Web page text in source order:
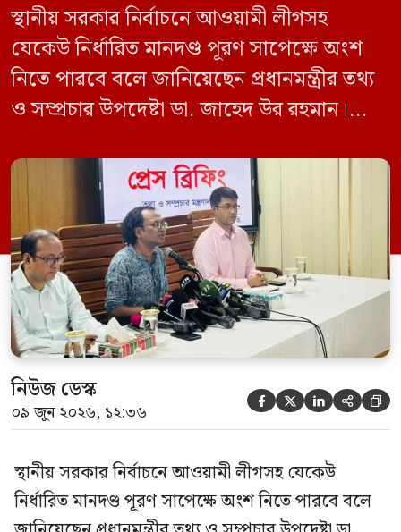
স্থানীয় সরকার নির্বাচনে আওয়ামী লীগসহ
যেকেউ নির্ধারিত মানদণ্ড পূরণ সাপেক্ষে অংশ
নিতে পারবে বলে জানিয়েছেন প্রধানমন্ত্রীর তথ্য
ও সম্প্রচার উপদেষ্টা ডা. জাহেদ উর রহমান।
সম্মেলন কক্ষে এক প্রেস ব্রিফিংয়ে সাংবাদিকদের
এক প্রশ্নের জবাবে তিনি এ কথা বলেন।
নিউজ ডেস্ক
০৯ জুন ২০২৬, ১২:৩৬     
স্থানীয় সরকার নির্বাচনে আওয়ামী লীগসহ যেকেউ
নির্ধারিত মানদণ্ড পূরণ সাপেক্ষে অংশ নিতে পারবে বলে